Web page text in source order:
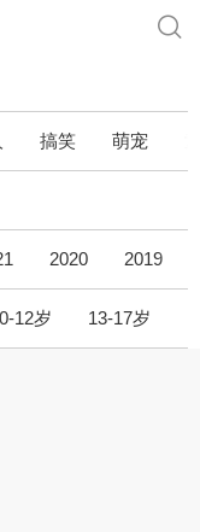
搞笑 萌宠
2020 2019
12岁 13-17岁